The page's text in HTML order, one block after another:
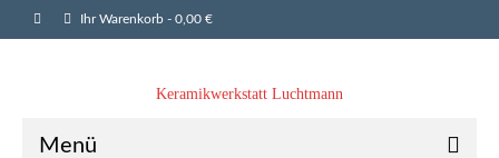
Ihr Warenkorb - 0,00 €
Keramikwerkstatt Luchtmann
Menü